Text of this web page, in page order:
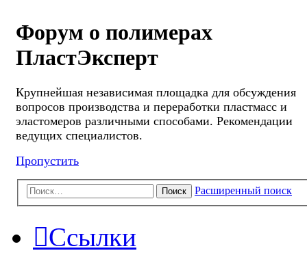
Форум о полимерах
ПластЭксперт
Крупнейшая независимая площадка для обсуждения
вопросов производства и переработки пластмасс и
эластомеров различными способами. Рекомендации
ведущих специалистов.
Пропустить
Поиск Расширенный поиск
Ссылки